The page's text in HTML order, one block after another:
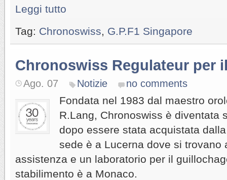
Leggi tutto
Tag: Chronoswiss G.P.F1 Singapore
Chronoswiss Regulateur per
Ago. 07 Notizie no comments
Fondata nel 1983 dal maestro
R.Lang, Chronoswiss è diventata
dopo essere stata acquistata
sede è a Lucerna dove si trovano
assistenza e un laboratorio per il
stabilimento è a Monaco.